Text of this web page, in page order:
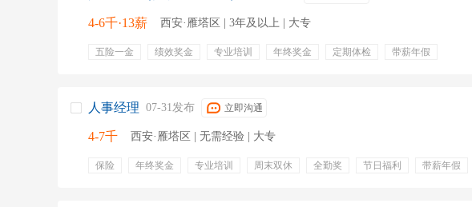
4-6千·13薪 西安·雁塔区 | 3年及以上 | 大专
五险一金 绩效奖金 专业培训 年终奖金 定期体检
带薪年假
人事经理 07-31发布 立即沟通
4-7千 西安·雁塔区 | 无需经验 | 大专
保险 年终奖金 专业培训 周末双休 全勤奖 节日福利
带薪年假